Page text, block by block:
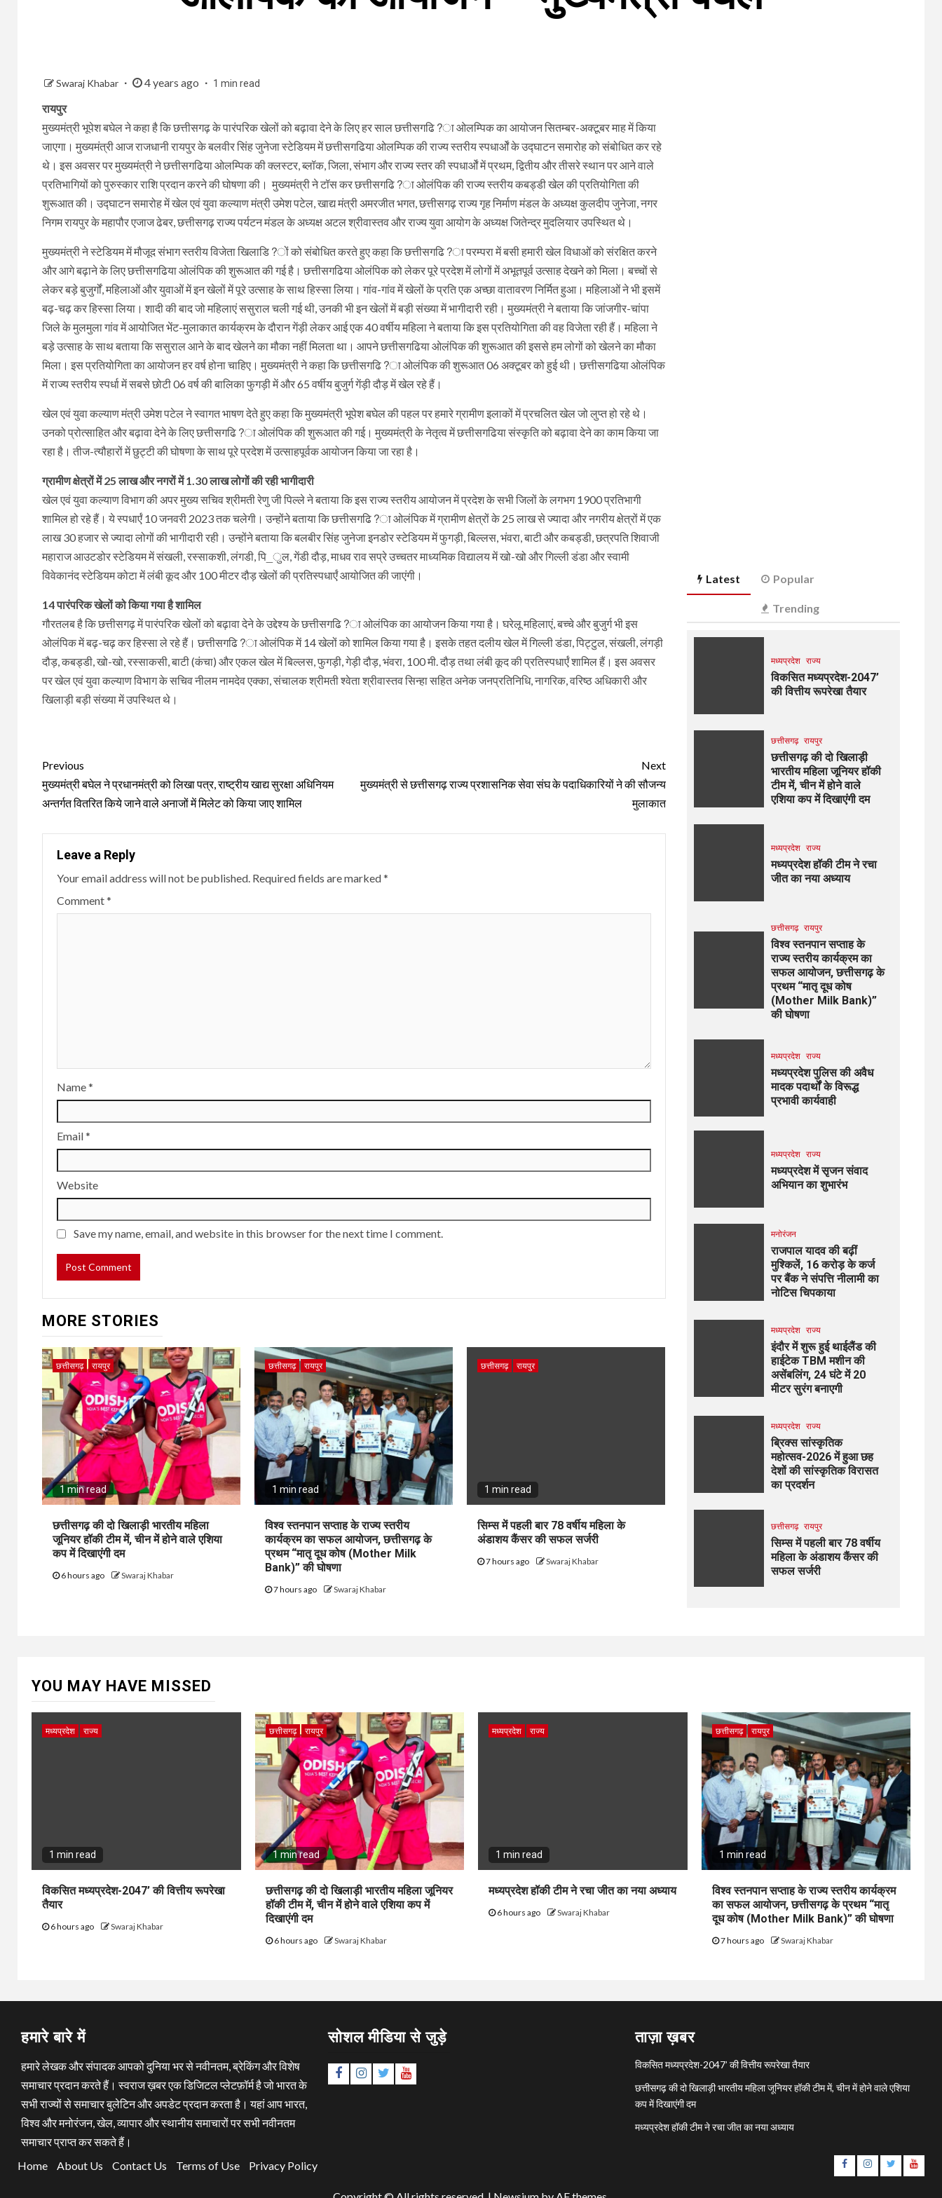
Swaraj Khabar 4 years ago 1 min read
रायपुर
मुख्यमंत्री भूपेश बघेल ने कहा है कि छत्तीसगढ़ के पारंपरिक खेलों को बढ़ावा देने के लिए हर साल छत्तीसगढि?ा ओलम्पिक का आयोजन सितम्बर-अक्टूबर माह में किया
जाएगा। मुख्यमंत्री आज राजधानी रायपुर के बलवीर सिंह जुनेजा स्टेडियम में छत्तीसगढिया ओलम्पिक की राज्य स्तरीय स्पधार्ओं के उद्घाटन समारोह को संबोधित कर रहे
थे। इस अवसर पर मुख्यमंत्री ने छत्तीसगढिया ओलम्पिक की क्लस्टर, ब्लॉक, जिला, संभाग और राज्य स्तर की स्पधार्ओं में प्रथम, द्वितीय और तीसरे स्थान पर आने वाले
प्रतिभागियों को पुरुस्कार राशि प्रदान करने की घोषणा की। मुख्यमंत्री ने टॉस कर छत्तीसगढि?ा ओलंपिक की राज्य स्तरीय कबड्डी खेल की प्रतियोगिता की
शुरूआत की। उद्घाटन समारोह में खेल एवं युवा कल्याण मंत्री उमेश पटेल, खाद्य मंत्री अमरजीत भगत, छत्तीसगढ़ राज्य गृह निर्माण मंडल के अध्यक्ष कुलदीप जुनेजा, नगर
निगम रायपुर के महापौर एजाज ढेबर, छत्तीसगढ़ राज्य पर्यटन मंडल के अध्यक्ष अटल श्रीवास्तव और राज्य युवा आयोग के अध्यक्ष जितेन्द्र मुदलियार उपस्थित थे।
मुख्यमंत्री ने स्टेडियम में मौजूद संभाग स्तरीय विजेता खिलाडि?ों को संबोधित करते हुए कहा कि छत्तीसगढि?ा परम्परा में बसी हमारी खेल विधाओं को संरक्षित करने
और आगे बढ़ाने के लिए छत्तीसगढिया ओलंपिक की शुरूआत की गई है। छत्तीसगढिया ओलंपिक को लेकर पूरे प्रदेश में लोगों में अभूतपूर्व उत्साह देखने को मिला। बच्चों से
लेकर बड़े बुजुर्गों, महिलाओं और युवाओं में इन खेलों में पूरे उत्साह के साथ हिस्सा लिया। गांव-गांव में खेलों के प्रति एक अच्छा वातावरण निर्मित हुआ। महिलाओं ने भी इसमें
बढ़-चढ़ कर हिस्सा लिया। शादी की बाद जो महिलाएं ससुराल चली गई थी, उनकी भी इन खेलों में बड़ी संख्या में भागीदारी रही। मुख्यमंत्री ने बताया कि जांजगीर-चांपा
जिले के मुलमुला गांव में आयोजित भेंट-मुलाकात कार्यक्रम के दौरान गेंड़ी लेकर आई एक 40 वर्षीय महिला ने बताया कि इस प्रतियोगिता की वह विजेता रही हैं। महिला ने
बड़े उत्साह के साथ बताया कि ससुराल आने के बाद खेलने का मौका नहीं मिलता था। आपने छत्तीसगढिया ओलंपिक की शुरूआत की इससे हम लोगों को खेलने का मौका
मिला। इस प्रतियोगिता का आयोजन हर वर्ष होना चाहिए। मुख्यमंत्री ने कहा कि छत्तीसगढि?ा ओलंपिक की शुरूआत 06 अक्टूबर को हुई थी। छत्तीसगढिया ओलंपिक
में राज्य स्तरीय स्पर्धा में सबसे छोटी 06 वर्ष की बालिका फुगड़ी में और 65 वर्षीय बुजुर्ग गेंड़ी दौड़ में खेल रहे हैं।
खेल एवं युवा कल्याण मंत्री उमेश पटेल ने स्वागत भाषण देते हुए कहा कि मुख्यमंत्री भूपेश बघेल की पहल पर हमारे ग्रामीण इलाकों में प्रचलित खेल जो लुप्त हो रहे थे।
उनको प्रोत्साहित और बढ़ावा देने के लिए छत्तीसगढि?ा ओलंपिक की शुरूआत की गई। मुख्यमंत्री के नेतृत्व में छत्तीसगढिया संस्कृति को बढ़ावा देने का काम किया जा
रहा है। तीज-त्यौहारों में छुट्टी की घोषणा के साथ पूरे प्रदेश में उत्साहपूर्वक आयोजन किया जा रहा है।
ग्रामीण क्षेत्रों में 25 लाख और नगरों में 1.30 लाख लोगों की रही भागीदारी
खेल एवं युवा कल्याण विभाग की अपर मुख्य सचिव श्रीमती रेणु जी पिल्ले ने बताया कि इस राज्य स्तरीय आयोजन में प्रदेश के सभी जिलों के लगभग 1900 प्रतिभागी
शामिल हो रहे हैं। ये स्पधार्एं 10 जनवरी 2023 तक चलेगी। उन्होंने बताया कि छत्तीसगढि?ा ओलंपिक में ग्रामीण क्षेत्रों के 25 लाख से ज्यादा और नगरीय क्षेत्रों में एक
लाख 30 हजार से ज्यादा लोगों की भागीदारी रही। उन्होंने बताया कि बलबीर सिंह जुनेजा इनडोर स्टेडियम में फुगड़ी, बिल्लस, भंवरा, बाटी और कबड्डी, छत्रपति शिवाजी
महाराज आउटडोर स्टेडियम में संखली, रस्साकशी, लंगडी, पि_ुल, गेंडी दौड़, माधव राव सप्रे उच्चतर माध्यमिक विद्यालय में खो-खो और गिल्ली डंडा और स्वामी
विवेकानंद स्टेडियम कोटा में लंबी कूद और 100 मीटर दौड़ खेलों की प्रतिस्पधार्एं आयोजित की जाएंगी।
14 पारंपरिक खेलों को किया गया है शामिल
गौरतलब है कि छत्तीसगढ़ में पारंपरिक खेलों को बढ़ावा देने के उद्देश्य के छत्तीसगढि?ा ओलंपिक का आयोजन किया गया है। घरेलू महिलाएं, बच्चे और बुजुर्ग भी इस
ओलंपिक में बढ़-चढ़ कर हिस्सा ले रहे हैं। छत्तीसगढि?ा ओलंपिक में 14 खेलों को शामिल किया गया है। इसके तहत दलीय खेल में गिल्ली डंडा, पिट्टुल, संखली, लंगड़ी
दौड़, कबड्डी, खो-खो, रस्साकसी, बाटी (कंचा) और एकल खेल में बिल्लस, फुगड़ी, गेड़ी दौड़, भंवरा, 100 मी. दौड़ तथा लंबी कूद की प्रतिस्पधार्एं शामिल हैं। इस अवसर
पर खेल एवं युवा कल्याण विभाग के सचिव नीलम नामदेव एक्का, संचालक श्रीमती श्वेता श्रीवास्तव सिन्हा सहित अनेक जनप्रतिनिधि, नागरिक, वरिष्ठ अधिकारी और
खिलाड़ी बड़ी संख्या में उपस्थित थे।
Continue
Reading
Previous
मुख्यमंत्री बघेल ने प्रधानमंत्री को लिखा पत्र, राष्ट्रीय खाद्य सुरक्षा अधिनियम
अन्तर्गत वितरित किये जाने वाले अनाजों में मिलेट को किया जाए शामिल
Next
मुख्यमंत्री से छत्तीसगढ़ राज्य प्रशासनिक सेवा संघ के पदाधिकारियों ने की सौजन्य
मुलाकात
Leave a Reply
Your email address will not be published. Required fields are marked*
Comment*
Name*
Email*
Website
Save my name, email, and website in this browser for the next time I comment.
MORE STORIES
छत्तीसगढ़ रायपुर
1 min read
छत्तीसगढ़ की दो खिलाड़ी भारतीय महिला
जूनियर हॉकी टीम में, चीन में होने वाले एशिया
कप में दिखाएंगी दम
6 hours ago Swaraj Khabar
छत्तीसगढ़ रायपुर
1 min read
विश्व स्तनपान सप्ताह के राज्य स्तरीय
कार्यक्रम का सफल आयोजन, छत्तीसगढ़ के
प्रथम “मातृ दूध कोष (Mother Milk
Bank)” की घोषणा
7 hours ago Swaraj Khabar
छत्तीसगढ़ रायपुर
1 min read
सिम्स में पहली बार 78 वर्षीय महिला के
अंडाशय कैंसर की सफल सर्जरी
7 hours ago Swaraj Khabar
Latest Popular
Trending
मध्यप्रदेश राज्य
विकसित मध्यप्रदेश-2047’
की वित्तीय रूपरेखा तैयार
छत्तीसगढ़ रायपुर
छत्तीसगढ़ की दो खिलाड़ी
भारतीय महिला जूनियर हॉकी
टीम में, चीन में होने वाले
एशिया कप में दिखाएंगी दम
मध्यप्रदेश राज्य
मध्यप्रदेश हॉकी टीम ने रचा
जीत का नया अध्याय
छत्तीसगढ़ रायपुर
विश्व स्तनपान सप्ताह के
राज्य स्तरीय कार्यक्रम का
सफल आयोजन, छत्तीसगढ़ के
प्रथम “मातृ दूध कोष
(Mother Milk Bank)”
की घोषणा
मध्यप्रदेश राज्य
मध्यप्रदेश पुलिस की अवैध
मादक पदार्थों के विरूद्ध
प्रभावी कार्यवाही
मध्यप्रदेश राज्य
मध्यप्रदेश में सृजन संवाद
अभियान का शुभारंभ
मनोरंजन
राजपाल यादव की बढ़ीं
मुश्किलें, ₹16 करोड़ के कर्ज
पर बैंक ने संपत्ति नीलामी का
नोटिस चिपकाया
मध्यप्रदेश राज्य
इंदौर में शुरू हुई थाईलैंड की
हाईटेक TBM मशीन की
असेंबलिंग, 24 घंटे में 20
मीटर सुरंग बनाएगी
मध्यप्रदेश राज्य
ब्रिक्स सांस्कृतिक
महोत्सव-2026 में हुआ छह
देशों की सांस्कृतिक विरासत
का प्रदर्शन
छत्तीसगढ़ रायपुर
सिम्स में पहली बार 78 वर्षीय
महिला के अंडाशय कैंसर की
सफल सर्जरी
YOU MAY HAVE MISSED
मध्यप्रदेश राज्य
1 min read
विकसित मध्यप्रदेश-2047’ की वित्तीय रूपरेखा
तैयार
6 hours ago Swaraj Khabar
छत्तीसगढ़ रायपुर
1 min read
छत्तीसगढ़ की दो खिलाड़ी भारतीय महिला जूनियर
हॉकी टीम में, चीन में होने वाले एशिया कप में
दिखाएंगी दम
6 hours ago Swaraj Khabar
मध्यप्रदेश राज्य
1 min read
मध्यप्रदेश हॉकी टीम ने रचा जीत का नया अध्याय
6 hours ago Swaraj Khabar
छत्तीसगढ़ रायपुर
1 min read
विश्व स्तनपान सप्ताह के राज्य स्तरीय कार्यक्रम
का सफल आयोजन, छत्तीसगढ़ के प्रथम “मातृ
दूध कोष (Mother Milk Bank)” की घोषणा
7 hours ago Swaraj Khabar
हमारे बारे में
हमारे लेखक और संपादक आपको दुनिया भर से नवीनतम, ब्रेकिंग और विशेष
समाचार प्रदान करते हैं। स्वराज ख़बर एक डिजिटल प्लेटफ़ॉर्म है जो भारत के
सभी राज्यों से समाचार बुलेटिन और अपडेट प्रदान करता है। यहां आप भारत,
विश्व और मनोरंजन, खेल, व्यापार और स्थानीय समाचारों पर सभी नवीनतम
समाचार प्राप्त कर सकते हैं।
सोशल मीडिया से जुड़े
FacebookInstagram
TwitterYouTube
ताज़ा ख़बर
विकसित मध्यप्रदेश-2047’ की वित्तीय रूपरेखा तैयार
छत्तीसगढ़ की दो खिलाड़ी भारतीय महिला जूनियर हॉकी टीम में, चीन में होने वाले एशिया
कप में दिखाएंगी दम
मध्यप्रदेश हॉकी टीम ने रचा जीत का नया अध्याय
Home About Us Contact Us Terms of Use Privacy Policy Facebook
Instagram
Twitter